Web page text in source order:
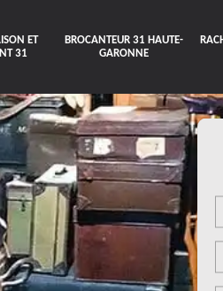
ET
31
BROCANTEUR 31 HAUTE-
GARONNE